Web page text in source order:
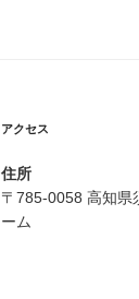
ョ
ン
アクセス
住所
〒785-0058 高知県
ーム